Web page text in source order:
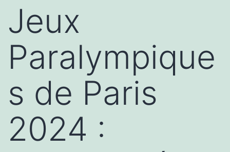
Jeux
Paralympique
s de Paris
2024 :